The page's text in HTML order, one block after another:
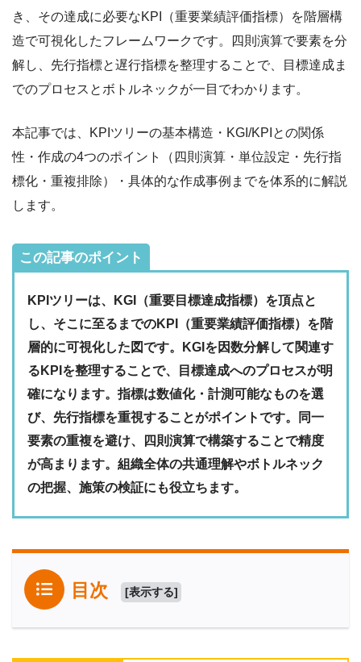
き、その達成に必要なKPI（重要業績評価指標）を階層構
造で可視化したフレームワークです。四則演算で要素を分
解し、先行指標と遅行指標を整理することで、目標達成ま
でのプロセスとボトルネックが一目でわかります。
本記事では、KPIツリーの基本構造・KGI/KPIとの関係
性・作成の4つのポイント（四則演算・単位設定・先行指
標化・重複排除）・具体的な作成事例までを体系的に解説
します。
この記事のポイント
KPIツリーは、KGI（重要目標達成指標）を頂点と
し、そこに至るまでのKPI（重要業績評価指標）を階
層的に可視化した図です。KGIを因数分解して関連す
るKPIを整理することで、目標達成へのプロセスが明
確になります。指標は数値化・計測可能なものを選
び、先行指標を重視することがポイントです。同一
要素の重複を避け、四則演算で構築することで精度
が高まります。組織全体の共通理解やボトルネック
の把握、施策の検証にも役立ちます。
目次 [表示する]